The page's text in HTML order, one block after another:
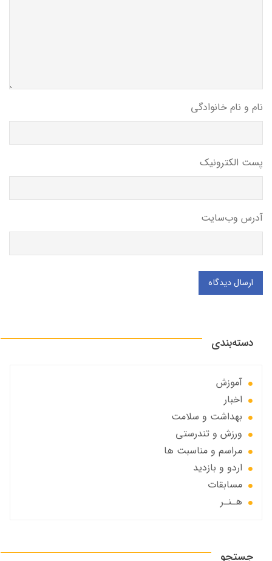
نام و نام خانوادگی
پست الکترونیک
آدرس وب‌سایت
ارسال دیدگاه
دسته‌بندی
آموزش
اخبار
بهداشت و سلامت
ورزش و تندرستی
مراسم و مناسبت ها
اردو و بازدید
مسابقات
هـنـر
جستجو